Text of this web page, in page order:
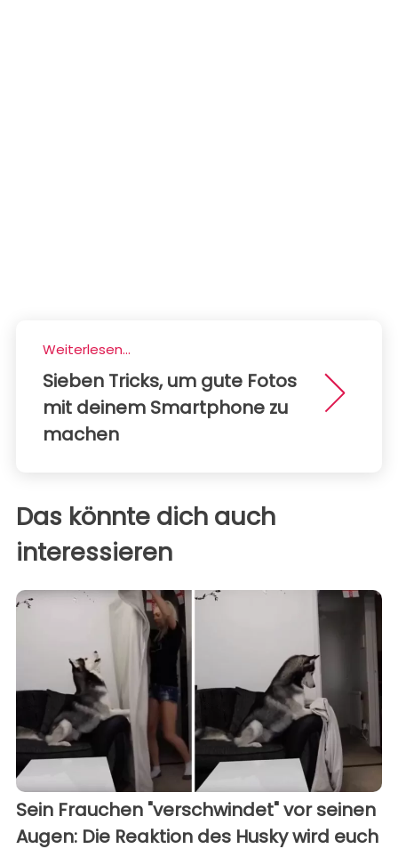
Weiterlesen...
Sieben Tricks, um gute Fotos
mit deinem Smartphone zu
machen
Das könnte dich auch
interessieren
Sein Frauchen "verschwindet" vor seinen
Augen: Die Reaktion des Husky wird euch